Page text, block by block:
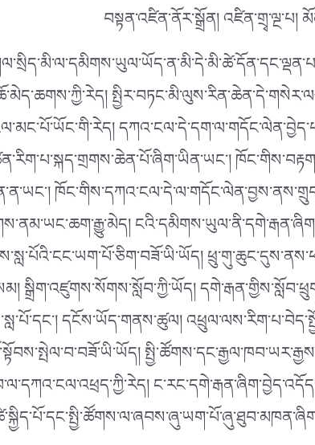
བསྟན་འཛིན་ནོར་སྒྲོན། འཛིན་གྲྭ་ལྔ་པ།
སྒྲིག་འཛུགས་སོགས་སློབ་ཀྱི་ཡོད།
དངོས་ཡོད་གནས་ཚུལ།